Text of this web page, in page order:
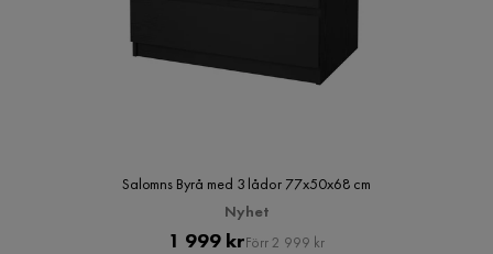
Salomns Byrå med 3 lådor 77x50x68 cm
Nyhet
Pris
1 999 krOriginal
Förr 2 999 kr